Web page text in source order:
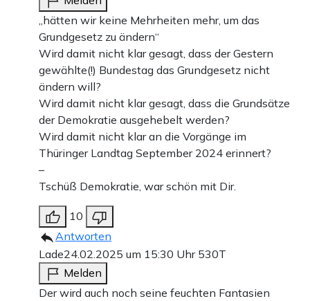
„hätten wir keine Mehrheiten mehr, um das
Grundgesetz zu ändern“
Wird damit nicht klar gesagt, dass der Gestern
gewählte(!) Bundestag das Grundgesetz nicht
ändern will?
Wird damit nicht klar gesagt, dass die Grundsätze
der Demokratie ausgehebelt werden?
Wird damit nicht klar an die Vorgänge im
Thüringer Landtag September 2024 erinnert?
–
Tschüß Demokratie, war schön mit Dir.
10
Antworten
Lade24.02.2025 um 15:30 Uhr 530T
Melden
Der wird auch noch seine feuchten Fantasien